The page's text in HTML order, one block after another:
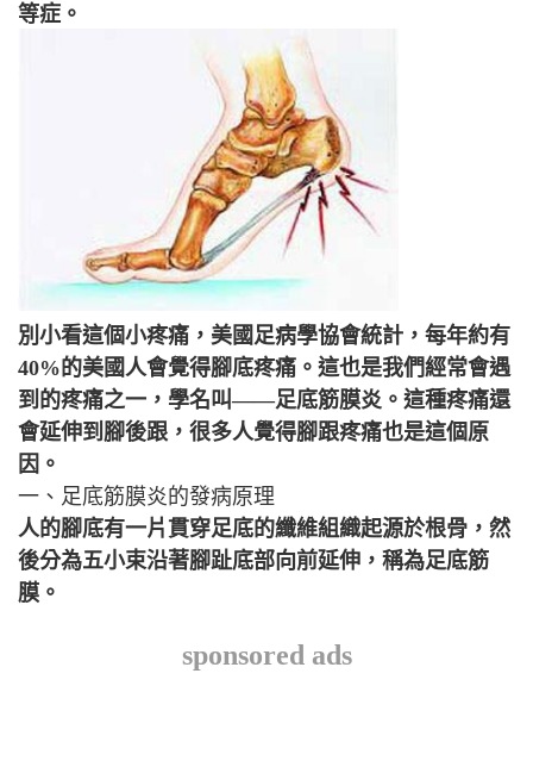
等症。
別小看這個小疼痛，美國足病學協會統計，每年約有
40%的美國人會覺得腳底疼痛。這也是我們經常會遇
到的疼痛之一，學名叫——足底筋膜炎。這種疼痛還
會延伸到腳後跟，很多人覺得腳跟疼痛也是這個原
因。
一、足底筋膜炎的發病原理
人的腳底有一片貫穿足底的纖維組織起源於根骨，然
後分為五小束沿著腳趾底部向前延伸，稱為足底筋
膜。
sponsored ads